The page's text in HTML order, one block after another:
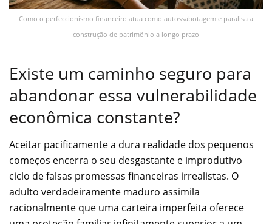
Como o perfeccionismo financeiro atua como autossabotagem e paralisa a
construção de patrimônio a longo prazo
Existe um caminho seguro para
abandonar essa vulnerabilidade
econômica constante?
Aceitar pacificamente a dura realidade dos pequenos
começos encerra o seu desgastante e improdutivo
ciclo de falsas promessas financeiras irrealistas. O
adulto verdadeiramente maduro assimila
racionalmente que uma carteira imperfeita oferece